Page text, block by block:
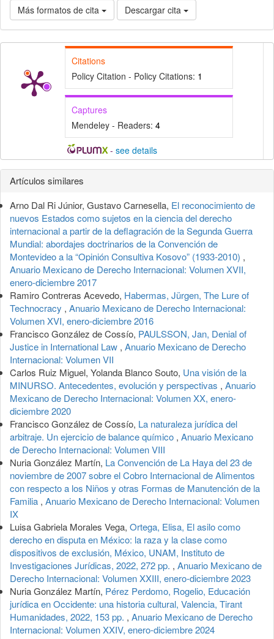
Más formatos de cita Descargar cita
Citations
Policy Citation - Policy Citations: 1
Captures
Mendeley - Readers: 4
- see details
Detalles
del
artículo
Artículos similares
Arno Dal Ri Júnior, Gustavo Carnesella, El reconocimiento de
nuevos Estados como sujetos en la ciencia del derecho
internacional a partir de la deflagración de la Segunda Guerra
Mundial: abordajes doctrinarios de la Convención de
Montevideo a la “Opinión Consultiva Kosovo” (1933-2010) ,
Anuario Mexicano de Derecho Internacional: Volumen XVII,
enero-diciembre 2017
Ramiro Contreras Acevedo, Habermas, Jürgen, The Lure of
Technocracy , Anuario Mexicano de Derecho Internacional:
Volumen XVI, enero-diciembre 2016
Francisco González de Cossío, PAULSSON, Jan, Denial of
Justice in International Law , Anuario Mexicano de Derecho
Internacional: Volumen VII
Carlos Ruiz Miguel, Yolanda Blanco Souto, Una visión de la
MINURSO. Antecedentes, evolución y perspectivas , Anuario
Mexicano de Derecho Internacional: Volumen XX, enero-
diciembre 2020
Francisco González de Cossío, La naturaleza jurídica del
arbitraje. Un ejercicio de balance químico , Anuario Mexicano
de Derecho Internacional: Volumen VIII
Nuria González Martín, La Convención de La Haya del 23 de
noviembre de 2007 sobre el Cobro Internacional de Alimentos
con respecto a los Niños y otras Formas de Manutención de la
Familia , Anuario Mexicano de Derecho Internacional: Volumen
IX
Luisa Gabriela Morales Vega, Ortega, Elisa, El asilo como
derecho en disputa en México: la raza y la clase como
dispositivos de exclusión, México, UNAM, Instituto de
Investigaciones Jurídicas, 2022, 272 pp. , Anuario Mexicano de
Derecho Internacional: Volumen XXIII, enero-diciembre 2023
Nuria González Martín, Pérez Perdomo, Rogelio, Educación
jurídica en Occidente: una historia cultural, Valencia, Tirant
Humanidades, 2022, 153 pp. , Anuario Mexicano de Derecho
Internacional: Volumen XXIV, enero-diciembre 2024